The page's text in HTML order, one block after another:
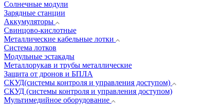
Солнечные модули
Зарядные станции
Аккумуляторы
Свинцово-кислотные
Металлические кабельные лотки
Система лотков
Модульные эстакады
Металлорукав и трубы металлические
Защита от дронов и БПЛА
СКУД(системы контроля и управления доступом)
СКУД (системы контроля и управления доступом)
Мультимедийное оборудование